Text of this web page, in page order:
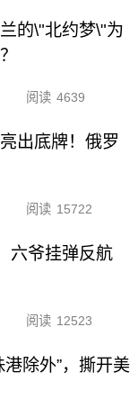
的\"北约梦\"为
阅读 4639
出底牌！俄罗
阅读 15722
六爷挂弹反航
阅读 12523
除外”，撕开美